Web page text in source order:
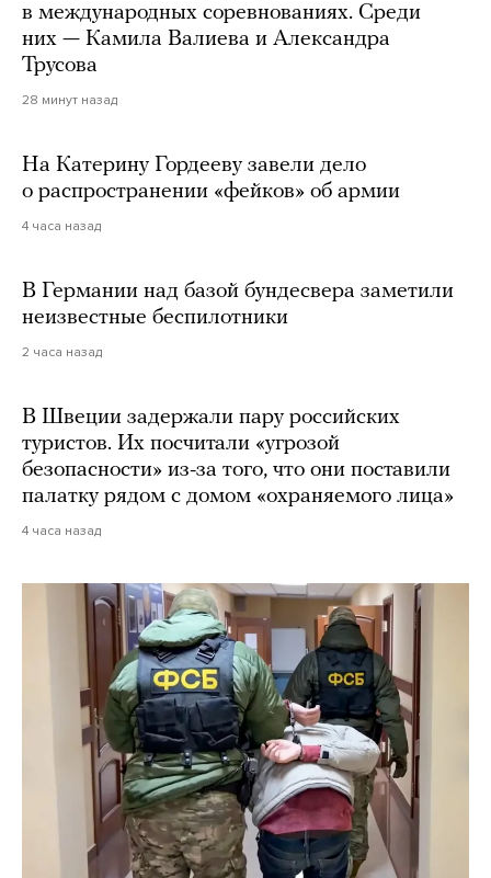
в международных соревнованиях. Среди
них — Камила Валиева и Александра
Трусова
28 минут назад
На Катерину Гордееву завели дело
о распространении «фейков» об армии
4 часа назад
В Германии над базой бундесвера заметили
неизвестные беспилотники
2 часа назад
В Швеции задержали пару российских
туристов. Их посчитали «угрозой
безопасности» из-за того, что они поставили
палатку рядом с домом «охраняемого лица»
4 часа назад